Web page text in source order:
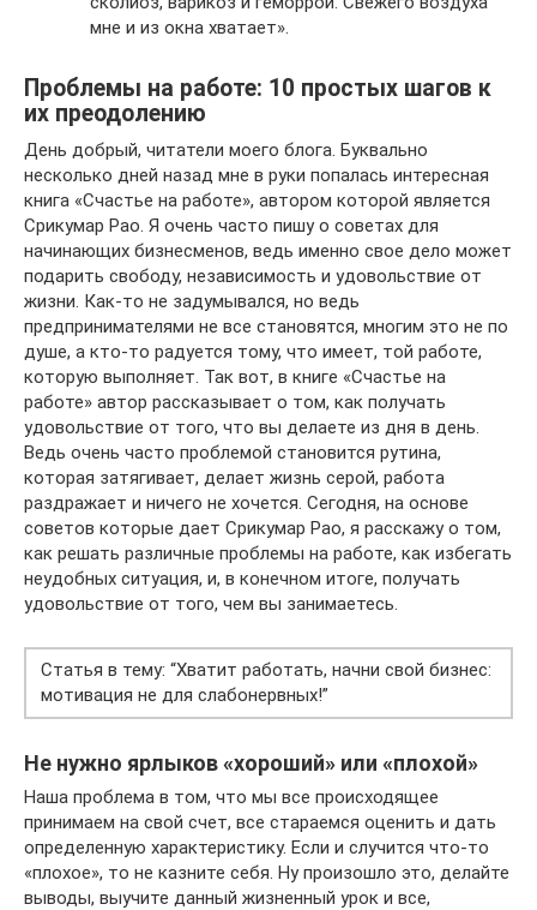
мне и из окна хватает».
Проблемы на работе: 10 простых шагов к
их преодолению
День добрый, читатели моего блога. Буквально
несколько дней назад мне в руки попалась интересная
книга «Счастье на работе», автором которой является
Срикумар Рао. Я очень часто пишу о советах для
начинающих бизнесменов, ведь именно свое дело может
подарить свободу, независимость и удовольствие от
жизни. Как-то не задумывался, но ведь
предпринимателями не все становятся, многим это не по
душе, а кто-то радуется тому, что имеет, той работе,
которую выполняет. Так вот, в книге «Счастье на
работе» автор рассказывает о том, как получать
удовольствие от того, что вы делаете из дня в день.
Ведь очень часто проблемой становится рутина,
которая затягивает, делает жизнь серой, работа
раздражает и ничего не хочется. Сегодня, на основе
советов которые дает Срикумар Рао, я расскажу о том,
как решать различные проблемы на работе, как избегать
неудобных ситуация, и, в конечном итоге, получать
удовольствие от того, чем вы занимаетесь.
Статья в тему: “Хватит работать, начни свой бизнес:
мотивация не для слабонервных!”
Не нужно ярлыков «хороший» или «плохой»
Наша проблема в том, что мы все происходящее
принимаем на свой счет, все стараемся оценить и дать
определенную характеристику. Если и случится что-то
«плохое», то не казните себя. Ну произошло это, делайте
выводы, выучите данный жизненный урок и все,